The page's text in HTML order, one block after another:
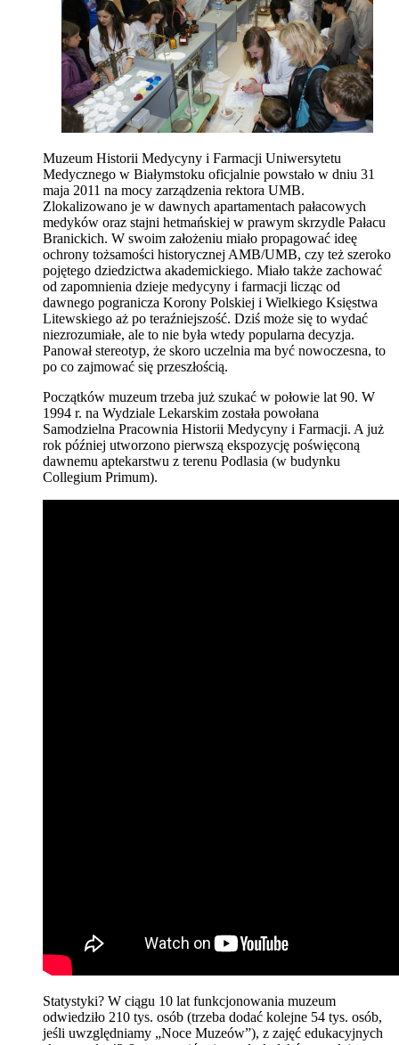
Muzeum Historii Medycyny i Farmacji Uniwersytetu
Medycznego w Białymstoku oficjalnie powstało w dniu 31
maja 2011 na mocy zarządzenia rektora UMB.
Zlokalizowano je w dawnych apartamentach pałacowych
medyków oraz stajni hetmańskiej w prawym skrzydle Pałacu
Branickich. W swoim założeniu miało propagować ideę
ochrony tożsamości historycznej AMB/UMB, czy też szeroko
pojętego dziedzictwa akademickiego. Miało także zachować
od zapomnienia dzieje medycyny i farmacji licząc od
dawnego pogranicza Korony Polskiej i Wielkiego Księstwa
Litewskiego aż po teraźniejszość. Dziś może się to wydać
niezrozumiałe, ale to nie była wtedy popularna decyzja.
Panował stereotyp, że skoro uczelnia ma być nowoczesna, to
po co zajmować się przeszłością.
Początków muzeum trzeba już szukać w połowie lat 90. W
1994 r. na Wydziale Lekarskim została powołana
Samodzielna Pracownia Historii Medycyny i Farmacji. A już
rok później utworzono pierwszą ekspozycję poświęconą
dawnemu aptekarstwu z terenu Podlasia (w budynku
Collegium Primum).
Statystyki? W ciągu 10 lat funkcjonowania muzeum
odwiedziło 210 tys. osób (trzeba dodać kolejne 54 tys. osób,
jeśli uwzględniamy „Noce Muzeów”), z zajęć edukacyjnych